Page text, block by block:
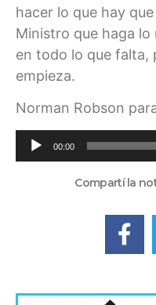
hacer lo que hay
Ministro que haga lo
en todo lo que falta,
empieza.
Norman Robson
Reproductor
de
00:00
Compartí la